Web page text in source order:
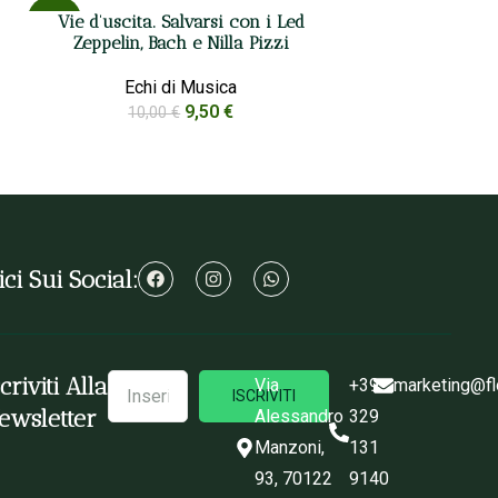
-5%Vie d’uscita. Salvarsi con i Led
Zeppelin, Bach e Nilla Pizzi
Echi di Musica
10,00€ 9,50€
Sui Social:
Alla
ISCRIVITI
Via
Alessandro
Manzoni,
93, 70122
+39
329
131
9140